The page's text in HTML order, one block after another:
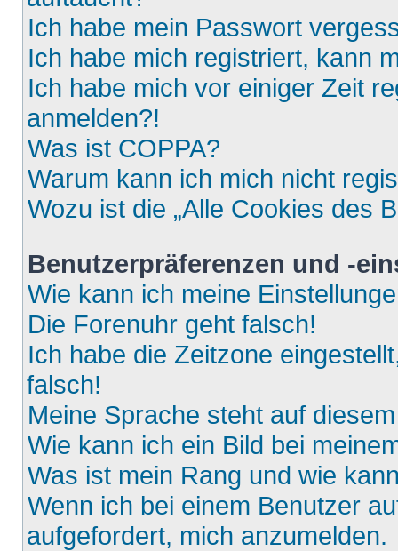
Ich habe mein Passwort
Ich habe mich registriert, kann
Ich habe mich vor einiger Zeit
anmelden?!
Was ist COPPA?
Warum kann ich mich nicht
Wozu ist die „Alle Cookies des
Benutzerpräferenzen und -
Wie kann ich meine
Die Forenuhr geht falsch!
Ich habe die Zeitzone
falsch!
Meine Sprache steht auf
Wie kann ich ein Bild bei
Was ist mein Rang und wie
Wenn ich bei einem Benutzer
aufgefordert, mich anzumelden.